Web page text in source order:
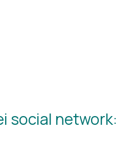
social network: